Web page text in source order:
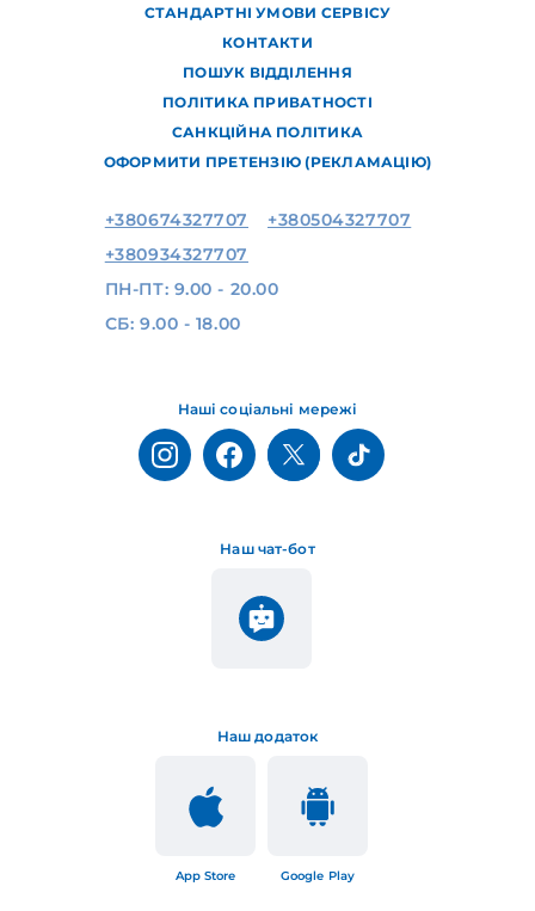
СТАНДАРТНІ УМОВИ СЕРВІСУ
КОНТАКТИ
ПОШУК ВІДДІЛЕННЯ
ПОЛІТИКА ПРИВАТНОСТІ
САНКЦІЙНА ПОЛІТИКА
ОФОРМИТИ ПРЕТЕНЗІЮ (РЕКЛАМАЦІЮ)
Наш додаток
App Store Google Play
Наш чат-бот
Наші соціальні мережі
+380674327707
+380504327707
+380934327707
ПН-ПТ: 9.00 - 20.00
СБ: 9.00 - 18.00